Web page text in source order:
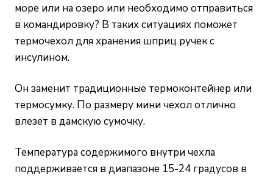
море или на озеро или необходимо отправиться
в командировку? В таких ситуациях поможет
термочехол для хранения шприц ручек с
инсулином.
Он заменит традиционные термоконтейнер или
термосумку. По размеру мини чехол отлично
влезет в дамскую сумочку.
Температура содержимого внутри чехла
поддерживается в диапазоне 15-24 градусов в